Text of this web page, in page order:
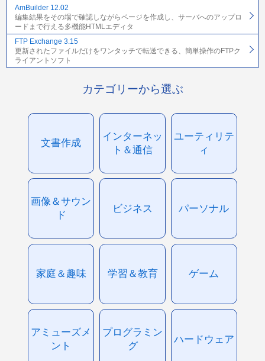
AmBuilder 12.02
編集結果をその場で確認しながらページを作成し、サーバへのアップロ
ードまで行える多機能HTMLエディタ
FTP Exchange 3.15
更新されたファイルだけをワンタッチで転送できる、簡単操作のFTPク
ライアントソフト
カテゴリーから選ぶ
文書作成
インターネッ
ト＆通信
ユーティリテ
ィ
画像＆サウン
ド
ビジネス パーソナル
家庭＆趣味 学習＆教育 ゲーム
アミューズメ
ント
プログラミン
グ
ハードウェア